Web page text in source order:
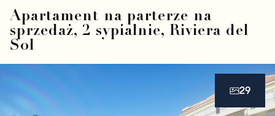
Apartament na parterze na
sprzedaż, 2 sypialnie, Riviera del
Sol
29